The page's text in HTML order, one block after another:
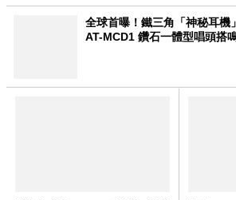
全球首曝！鐵三角「神秘耳機
AT-MCD1 鑽石一體型唱頭搭